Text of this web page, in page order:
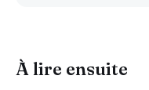
À lire ensuite